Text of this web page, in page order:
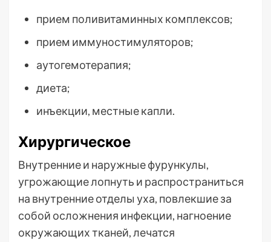
прием поливитаминных комплексов;
прием иммуностимуляторов;
аутогемотерапия;
диета;
инъекции, местные капли.
Хирургическое
Внутренние и наружные фурункулы,
угрожающие лопнуть и распространиться
на внутренние отделы уха, повлекшие за
собой осложнения инфекции, нагноение
окружающих тканей, лечатся